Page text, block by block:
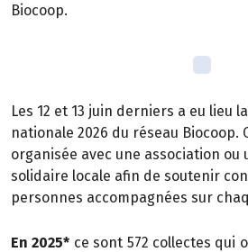
Biocoop.
Les 12 et 13 juin derniers a eu lieu
nationale 2026 du réseau Biocoop.
organisée avec une association ou
solidaire locale afin de soutenir
personnes accompagnées sur
En 2025* ce sont 572 collectes qui